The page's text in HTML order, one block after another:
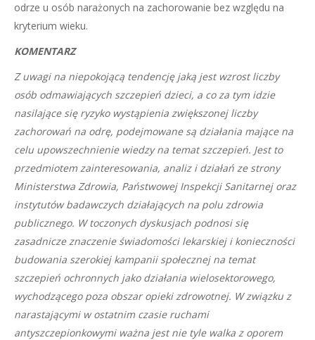
odrze u osób narażonych na zachorowanie bez względu na
kryterium wieku.
KOMENTARZ
Z uwagi na niepokojącą tendencję jaką jest wzrost liczby
osób odmawiających szczepień dzieci, a co za tym idzie
nasilające się ryzyko wystąpienia zwiększonej liczby
zachorowań na odrę, podejmowane są działania mające na
celu upowszechnienie wiedzy na temat szczepień. Jest to
przedmiotem zainteresowania, analiz i działań ze strony
Ministerstwa Zdrowia, Państwowej Inspekcji Sanitarnej oraz
instytutów badawczych działających na polu zdrowia
publicznego. W toczonych dyskusjach podnosi się
zasadnicze znaczenie świadomości lekarskiej i konieczności
budowania szerokiej kampanii społecznej na temat
szczepień ochronnych jako działania wielosektorowego,
wychodzącego poza obszar opieki zdrowotnej. W związku z
narastającymi w ostatnim czasie ruchami
antyszczepionkowymi ważna jest nie tyle walka z oporem